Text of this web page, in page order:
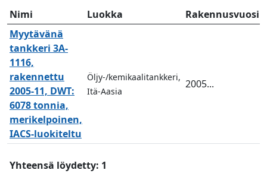
Nimi Luokka Rakennusvuosi
Myytävänä
tankkeri 3A-
1116,
rakennettu
2005-11, DWT:
6078 tonnia,
merikelpoinen,
IACS-luokiteltu
Öljy-/kemikaalitankkeri,
Itä-Aasia
2005...
Yhteensä löydetty: 1